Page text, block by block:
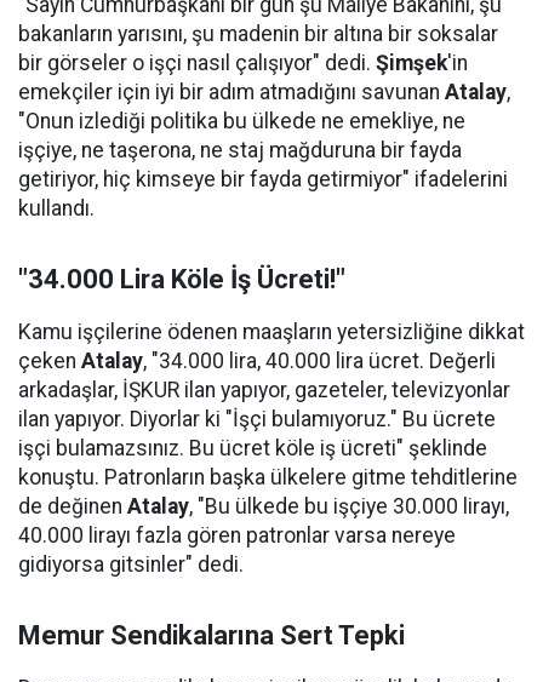
"Sayın Cumhurbaşkanı bir gün şu Maliye Bakanını, şu
bakanların yarısını, şu madenin bir altına bir soksalar
bir görseler o işçi nasıl çalışıyor" dedi. Şimşek'in
emekçiler için iyi bir adım atmadığını savunan Atalay,
"Onun izlediği politika bu ülkede ne emekliye, ne
işçiye, ne taşerona, ne staj mağduruna bir fayda
getiriyor, hiç kimseye bir fayda getirmiyor" ifadelerini
kullandı.
"34.000 Lira Köle İş Ücreti!"
Kamu işçilerine ödenen maaşların yetersizliğine dikkat
çeken Atalay, "34.000 lira, 40.000 lira ücret. Değerli
arkadaşlar, İŞKUR ilan yapıyor, gazeteler, televizyonlar
ilan yapıyor. Diyorlar ki "İşçi bulamıyoruz." Bu ücrete
işçi bulamazsınız. Bu ücret köle iş ücreti" şeklinde
konuştu. Patronların başka ülkelere gitme tehditlerine
de değinen Atalay, "Bu ülkede bu işçiye 30.000 lirayı,
40.000 lirayı fazla gören patronlar varsa nereye
gidiyorsa gitsinler" dedi.
Memur Sendikalarına Sert Tepki